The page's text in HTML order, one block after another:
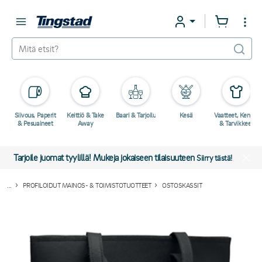
Siivous, Paperit
& Pesuaineet
Keittiö & Take
Away
Baari & Tarjoilu Kesä
Vaatteet, Kengät
& Tarvikkeet
Tarjoile juomat tyylillä! Mukeja jokaiseen tilaisuuteenSiirry tästä!
PROFILOIDUT MAINOS- & TOIMISTOTUOTTEET OSTOSKASSIT